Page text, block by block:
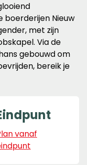
boerderijen Nieuw
met zijn
Via de
gebouwd om
bereik je
vanaf